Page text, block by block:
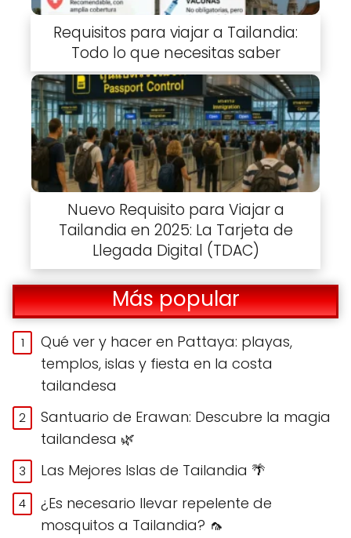
Requisitos para viajar a Tailandia:
Todo lo que necesitas saber
Nuevo Requisito para Viajar a
Tailandia en 2025: La Tarjeta de
Llegada Digital (TDAC)
Más popular
Qué ver y hacer en Pattaya: playas,
templos, islas y fiesta en la costa
tailandesa
Santuario de Erawan: Descubre la magia
tailandesa 🌿
Las Mejores Islas de Tailandia 🌴
¿Es necesario llevar repelente de
mosquitos a Tailandia? 🦟